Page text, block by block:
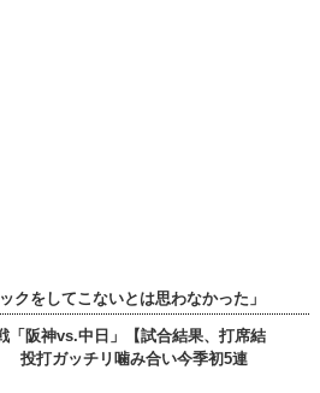
クをしてこないとは思わなかった」
阪神vs.中日」【試合結果、打席結
投打ガッチリ噛み合い今季初5連